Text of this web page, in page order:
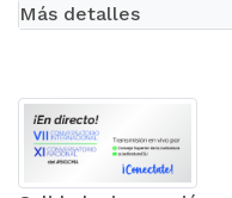
Más detalles